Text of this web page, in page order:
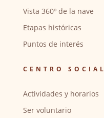
Vista 360º de la nave
Etapas históricas
Puntos de interés
CENTRO SOCIAL
Actividades y horarios
Ser voluntario